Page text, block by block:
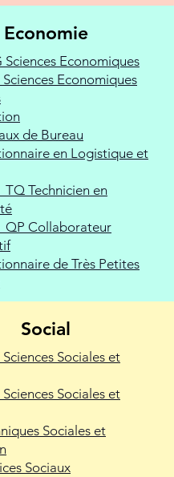
Economie
Sciences Economiques
Economiques
de Bureau
en Logistique et
Technicien en
QP Collaborateur
de Très Petites
Social
Sociales et
Sociales et
Sociales et
Sociaux